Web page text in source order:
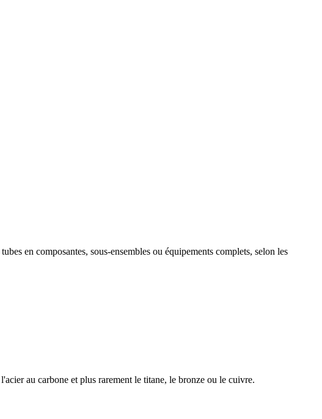
en composantes, sous-ensembles ou équipements complets, selon les
au carbone et plus rarement le titane, le bronze ou le cuivre.